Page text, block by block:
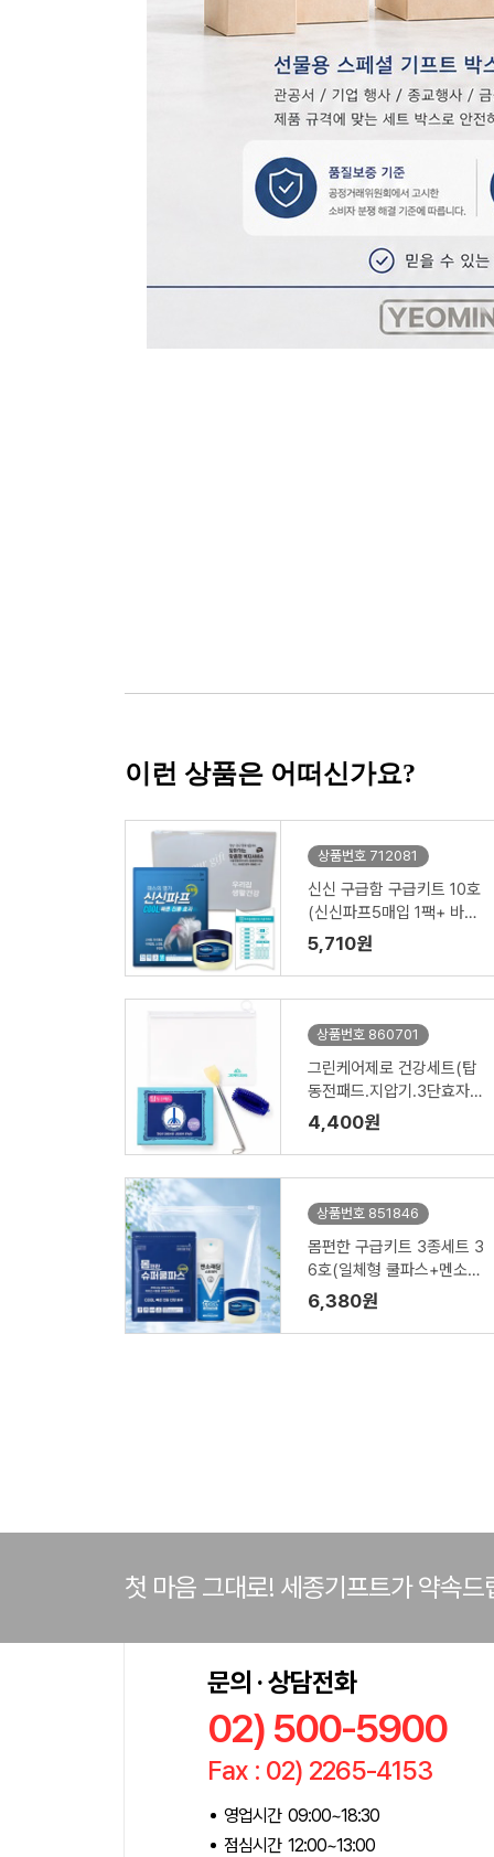
이런 상품은 어떠신가요?
상품번호 712081
신신 구급함 구급키트 10호
(신신파프5매입 1팩+ 바세
린 50ml+구급밴드세트면
봉22p)
5,710원
상품번호 860701
그린케어제로 건강세트(탑
동전패드.지압기.3단효자
손)실버타운.요양원.노치원
어르신선물세트 홍보.판촉.
선물
4,400원
상품번호 851846
몸편한 구급키트 3종세트 3
6호(일체형 쿨파스+멘소래
담 쿨 에어파스+바세린젤
리)
6,380원
첫 마음 그대로! 세종기프트가 약속드
문의 · 상담전화
02) 500-5900
Fax : 02) 2265-4153
영업시간 09:00~18:30
점심시간 12:00~13:00